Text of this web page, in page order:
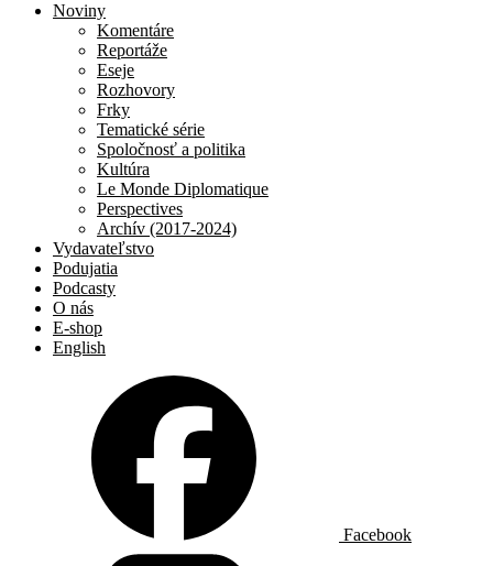
Noviny
Komentáre
Reportáže
Eseje
Rozhovory
Frky
Tematické série
Spoločnosť a politika
Kultúra
Le Monde Diplomatique
Perspectives
Archív (2017-2024)
Vydavateľstvo
Podujatia
Podcasty
O nás
E-shop
English
Facebook